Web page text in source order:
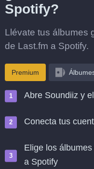
Spotify?
Llévate tus álbumes
de Last.fm a Spotify.
Premium
Abre Soundiiz y
Conecta tus
Elige los
a Spotify